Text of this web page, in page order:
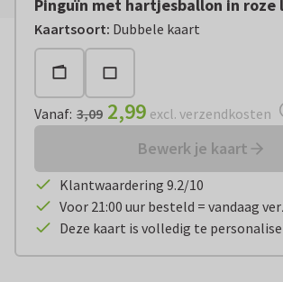
Pinguïn met hartjesballon in roze
Kaartsoort: Dubbele kaart
Vanaf: € 2,99 excl. verzendkosten
Vanaf: 3,09 2,99 excl. verzendkosten
Bewerk je kaart
Klantwaardering 9.2/10
Voor 21:00 uur besteld = vandaag
Deze kaart is volledig te